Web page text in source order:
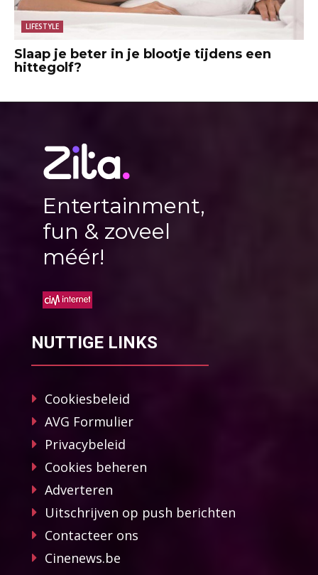
LIFESTYLE
Slaap je beter in je blootje tijdens een
hittegolf?
Entertainment,
fun & zoveel
méér!
NUTTIGE LINKS
Cookiesbeleid
AVG Formulier
Privacybeleid
Cookies beheren
Adverteren
Uitschrijven op push berichten
Contacteer ons
Cinenews.be